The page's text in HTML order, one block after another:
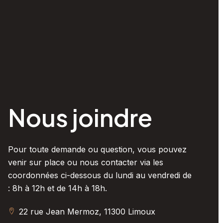
Nous joindre
Pour toute demande ou question, vous pouvez
venir sur place ou nous contacter via les
coordonnées ci-dessous du lundi au vendredi de
: 8h à 12h et de 14h à 18h.
22 rue Jean Mermoz, 11300 Limoux